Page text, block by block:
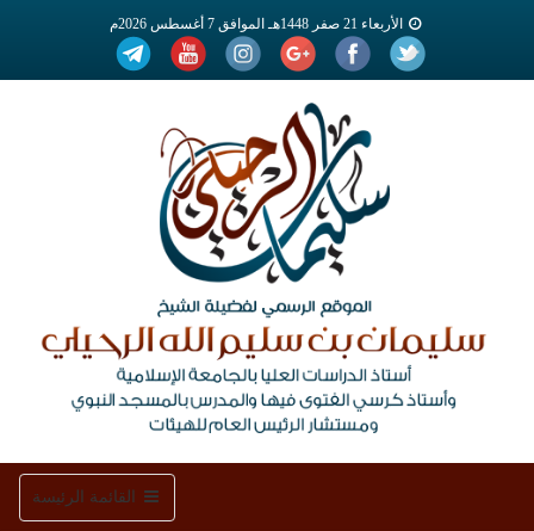
الأربعاء 21 صفر 1448هـ الموافق 7 أغسطس 2026م
Toggle
navigation
القائمة الرئيسة